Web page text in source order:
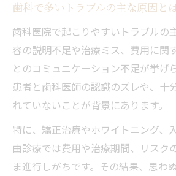
書面で確認する歯科契約の
歯科治療の事前相談が安
信頼できる歯科の見分け方と
歯科選びで失敗しない見
ダメな歯科医院を見抜く
安心して相談できる歯科
医師とのコミュニケーショ
歯科で多いトラブルの主な原因と
歯科医院で起こりやすいトラブルの
容の説明不足や治療ミス、費用に関
とのコミュニケーション不足が挙げ
患者と歯科医師の認識のズレや、十
れていないことが背景にあります。
特に、矯正治療やホワイトニング、
由診療では費用や治療期間、リスク
ま進行しがちです。その結果、思わ